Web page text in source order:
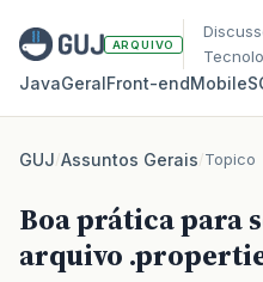
ARQUIVO
JavaGeralFront‑endMobile
GUJ/Assuntos Gerais/Topico
Boa prática para
arquivo